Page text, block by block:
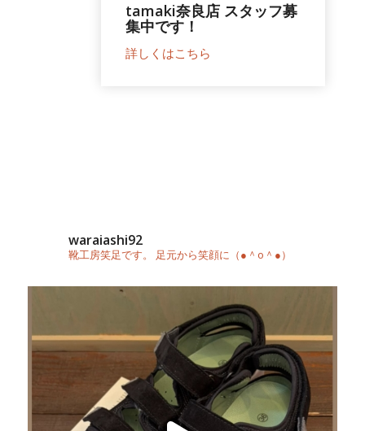
tamaki奈良店 スタッフ募
集中です！
詳しくはこちら
waraiashi92
靴工房笑足です。 足元から笑顔に（●＾o＾●）